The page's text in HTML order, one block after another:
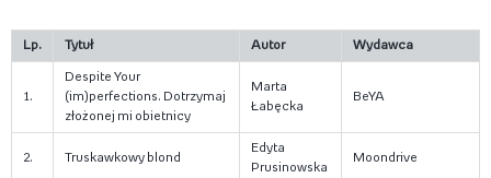
Lp. Tytuł Autor Wydawca
1.
Despite Your
(im)perfections. Dotrzymaj
złożonej mi obietnicy
Marta
Łabęcka
BeYA
2. Truskawkowy blond
Edyta
Prusinowska
Moondrive